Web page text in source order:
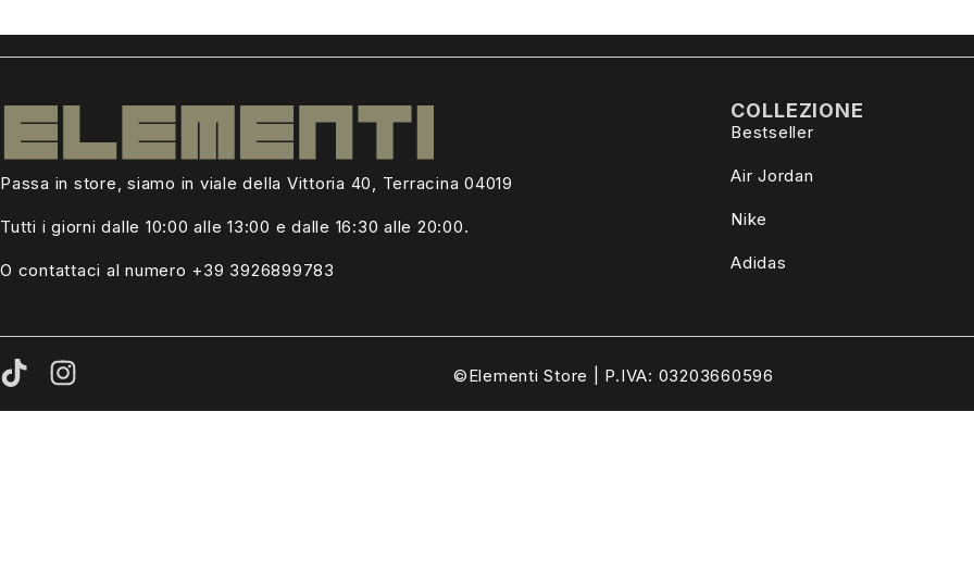
Passa in store, siamo in viale della Vittoria 40, Terracina 04019
Tutti i giorni dalle 10:00 alle 13:00 e dalle 16:30 alle 20:00.
O contattaci al numero +39 3926899783
COLLEZIONE
Bestseller
Air Jordan
Nike
Adidas
©Elementi Store | P.IVA: 03203660596